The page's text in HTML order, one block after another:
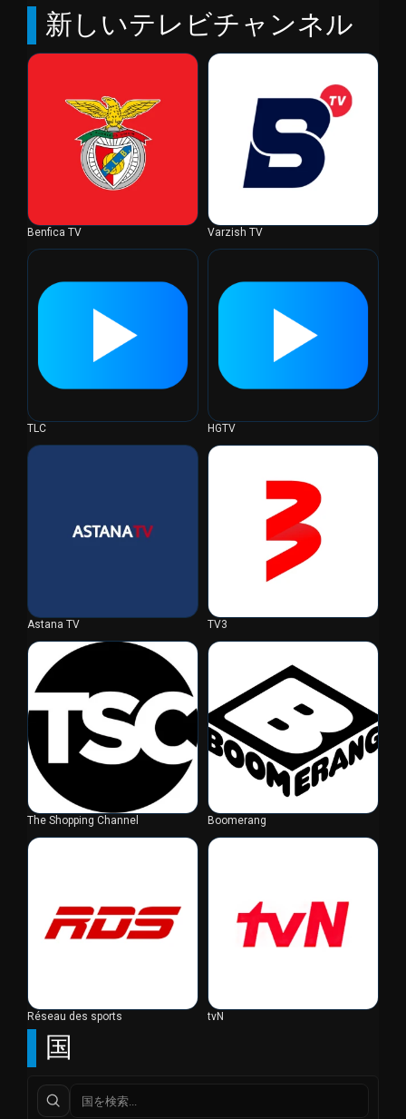
国
新しいテレビチャンネル
Benfica TV Varzish TV
TLC HGTV
Astana TV TV3
The Shopping Channel Boomerang
Réseau des sports tvN